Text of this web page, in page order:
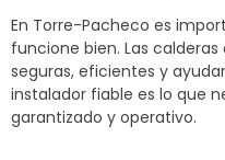
En Torre-Pacheco es
funcione bien. Las
seguras, eficientes y
instalador fiable es lo que
garantizado y operativo.